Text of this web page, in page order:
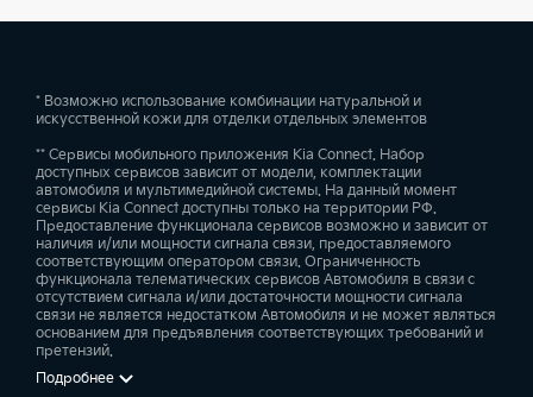
* Возможно использование комбинации натуральной и
искусственной кожи для отделки отдельных элементов
** Сервисы мобильного приложения Kia Connect. Набор
доступных сервисов зависит от модели, комплектации
автомобиля и мультимедийной системы. На данный момент
сервисы Kia Connect доступны только на территории РФ.
Предоставление функционала сервисов возможно и зависит от
наличия и/или мощности сигнала связи, предоставляемого
соответствующим оператором связи. Ограниченность
функционала телематических сервисов Автомобиля в связи с
отсутствием сигнала и/или достаточности мощности сигнала
связи не является недостатком Автомобиля и не может являться
основанием для предъявления соответствующих требований и
претензий.
Подробнее